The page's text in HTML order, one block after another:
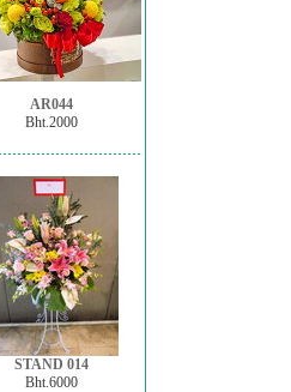
AR044
Bht.2000
STAND 014
Bht.6000